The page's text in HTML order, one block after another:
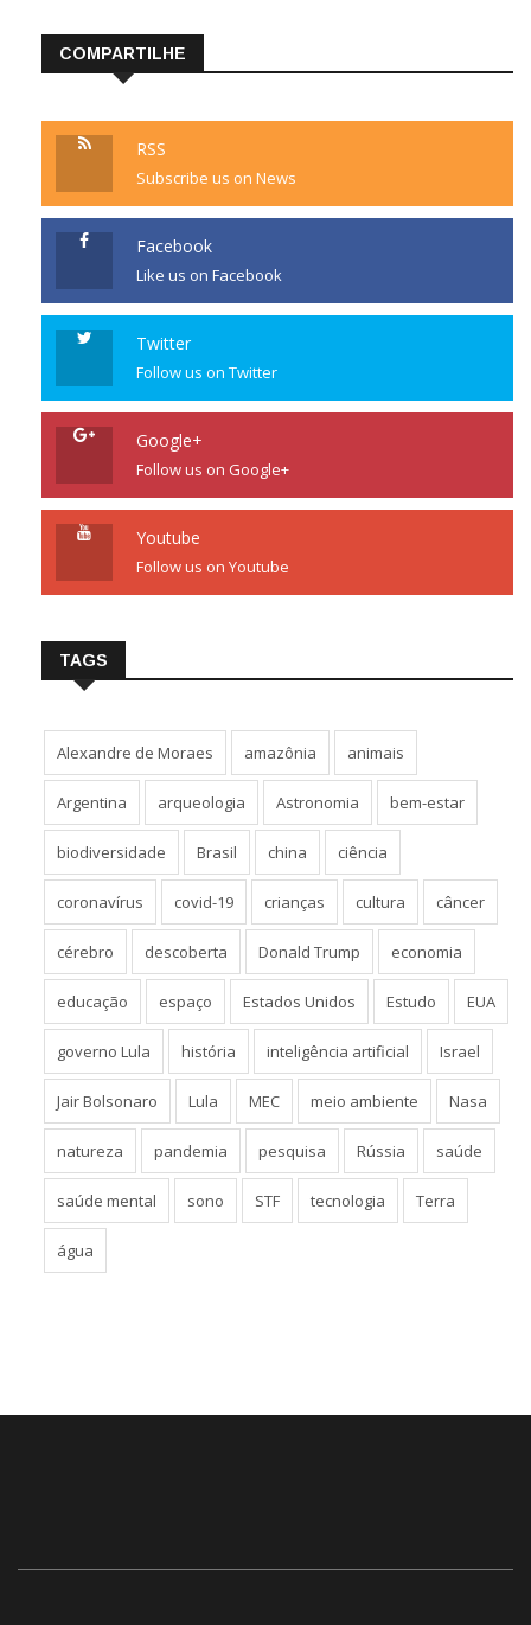
COMPARTILHE
RSS
Subscribe us on News
Facebook
Like us on Facebook
Twitter
Follow us on Twitter
Google+
Follow us on Google+
Youtube
Follow us on Youtube
TAGS
Alexandre de Moraes amazônia animais
Argentina arqueologia Astronomia bem-estar
biodiversidade Brasil china ciência
coronavírus covid-19 crianças cultura câncer
cérebro descoberta Donald Trump economia
educação espaço Estados Unidos Estudo EUA
governo Lula história inteligência artificial Israel
Jair Bolsonaro Lula MEC meio ambiente Nasa
natureza pandemia pesquisa Rússia saúde
saúde mental sono STF tecnologia Terra
água